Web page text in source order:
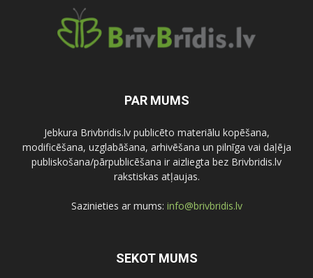
PAR MUMS
Jebkura Brivbridis.lv publicēto materiālu kopēšana,
modificēšana, uzglabāšana, arhivēšana un pilnīga vai daļēja
publiskošana/pārpublicēšana ir aizliegta bez Brivbridis.lv
rakstiskas atļaujas.
Sazinieties ar mums: info@brivbridis.lv
SEKOT MUMS